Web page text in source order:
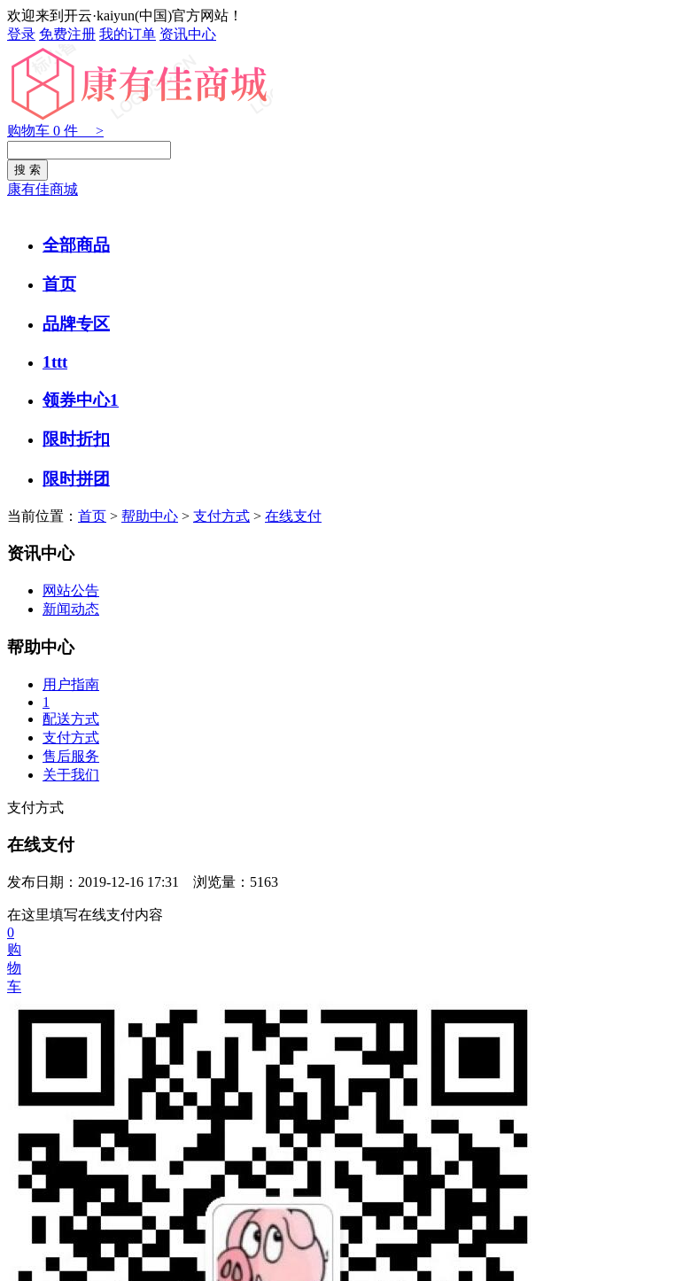
欢迎来到开云·kaiyun(中国)官方网站！
登录 免费注册 我的订单 资讯中心
购物车 0 件 >
康有佳商城
全部商品
首页
品牌专区
1ttt
领券中心1
限时折扣
限时拼团
当前位置： 首页 > 帮助中心 > 支付方式 > 在线支付
资讯中心
网站公告
新闻动态
帮助中心
用户指南
1
配送方式
支付方式
售后服务
关于我们
支付方式
在线支付
发布日期：2019-12-16 17:31 浏览量：5163
在这里填写在线支付内容
0
购
物
车